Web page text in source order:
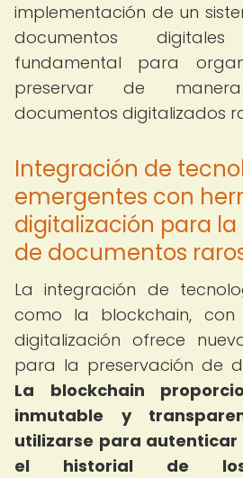
implementación de un
documentos
fundamental para
preservar de
documentos digitalizados
Integración de
emergentes con
digitalización para
de documentos
La integración de
como la blockchain, con
digitalización ofrece
para la preservación de
La blockchain
inmutable y
utilizarse para
el historial de los